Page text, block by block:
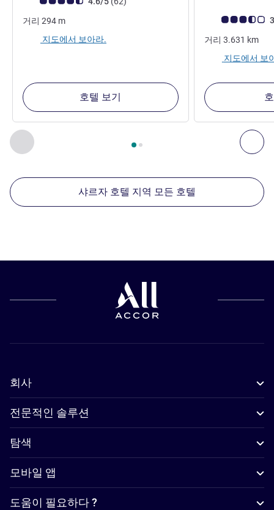
이전 - 주변에 있는 다른 시설 다
2/ 페이지 , 주변에 있는 다른 시설 1 :, 주변에 있는 다른 시
거리 294 m
지도에서 보아라.
호텔 보기
고객 평점 (ALL 평
거리 3.631 km
지도에서 보
샤르자 호텔 지역 모든 호텔
회사
전문적인 솔루션
탐색
모바일 앱
도움이 필요하다 ?